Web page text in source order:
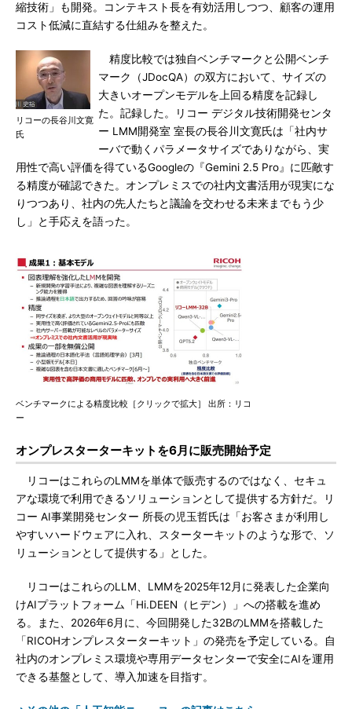
縮技術」も開発。コンテキスト長を有効活用しつつ、顧客の運用
コスト低減に直結する仕組みを整えた。
リコーの長谷川文寛
氏
精度比較では独自ベンチマークと公開ベンチ
マーク（JDocQA）の双方において、サイズの
大きいオープンモデルを上回る精度を記録し
た。記録した。リコー デジタル技術開発センタ
ー LMM開発室 室長の長谷川文寛氏は「社内サ
ーバで動くパラメータサイズでありながら、実
用性で高い評価を得ているGoogleの『Gemini 2.5 Pro』に匹敵す
る精度が確認できた。オンプレミスでの社内文書活用が現実にな
りつつあり、社内の先人たちと議論を交わせる未来までもう少
し」と手応えを語った。
ベンチマークによる精度比較［クリックで拡大］ 出所：リコ
ー
オンプレスターターキットを6月に販売開始予定
リコーはこれらのLMMを単体で販売するのではなく、セキュ
アな環境で利用できるソリューションとして提供する方針だ。リ
コー AI事業開発センター 所長の児玉哲氏は「お客さまが利用し
やすいハードウェアに入れ、スターターキットのような形で、ソ
リューションとして提供する」とした。
リコーはこれらのLLM、LMMを2025年12月に発表した企業向
けAIプラットフォーム「Hi.DEEN（ヒデン）」への搭載を進め
る。また、2026年6月に、今回開発した32BのLMMを搭載した
「RICOHオンプレスターターキット」の発売を予定している。自
社内のオンプレミス環境や専用データセンターで安全にAIを運用
できる基盤として、導入加速を目指す。